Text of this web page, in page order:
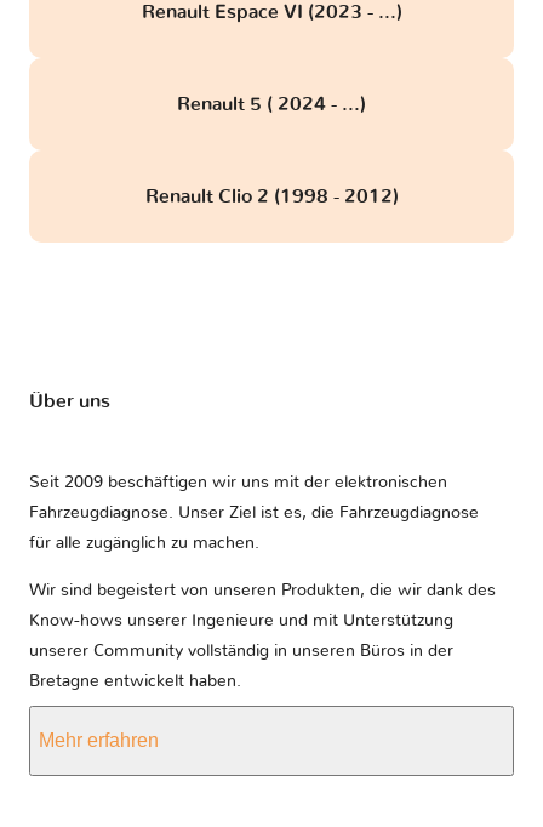
Renault Espace VI (2023 - ...)
Renault 5 ( 2024 - ...)
Renault Clio 2 (1998 - 2012)
Über uns
Seit 2009 beschäftigen wir uns mit der elektronischen
Fahrzeugdiagnose. Unser Ziel ist es, die Fahrzeugdiagnose
für alle zugänglich zu machen.
Wir sind begeistert von unseren Produkten, die wir dank des
Know-hows unserer Ingenieure und mit Unterstützung
unserer Community vollständig in unseren Büros in der
Bretagne entwickelt haben.
Mehr erfahren